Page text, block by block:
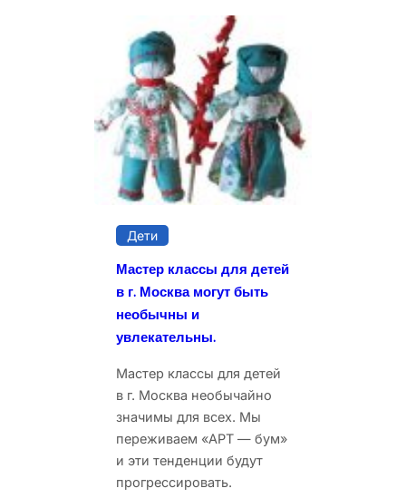
Дети
Мастер классы для детей
в г. Москва могут быть
необычны и
увлекательны.
Мастер классы для детей
в г. Москва необычайно
значимы для всех. Мы
переживаем «АРТ — бум»
и эти тенденции будут
прогрессировать.